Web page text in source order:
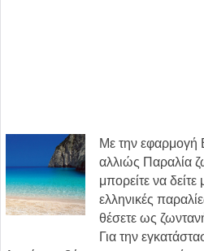
Με την
αλλιώς Παραλία
μπορείτε να
ελληνικές
θέσετε ως
Για την